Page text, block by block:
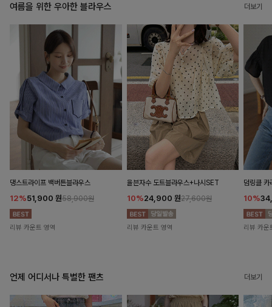
여름을 위한 우아한 블라우스 더보기
댕스트라이프 백버튼블라우스
12%51,900 원58,900원
리뷰 카운트 영역
율븐자수 도트블라우스+나시SET
10%24,900 원27,600원
리뷰 카운트 영역
덤링클 카
10%
리뷰 카운
언제 어디서나 특별한 팬츠 더보기